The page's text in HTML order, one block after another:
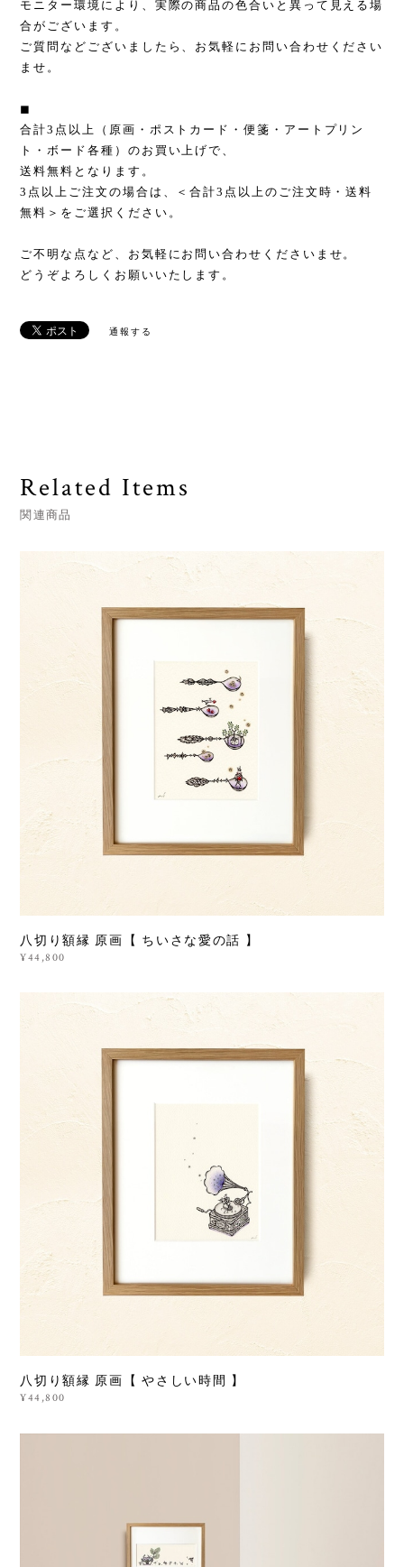
モニター環境により、実際の商品の色合いと異って見える場
合がございます。
ご質問などございましたら、お気軽にお問い合わせください
ませ。
◼︎
合計3点以上（原画・ポストカード・便箋・アートプリン
ト・ボード各種）のお買い上げで、
送料無料となります。
3点以上ご注文の場合は、＜合計3点以上のご注文時・送料
無料＞をご選択ください。
ご不明な点など、お気軽にお問い合わせくださいませ。
どうぞよろしくお願いいたします。
通報する
Related Items
関連商品
八切り額縁 原画【 ちいさな愛の話 】
¥44,800
八切り額縁 原画【 やさしい時間 】
¥44,800